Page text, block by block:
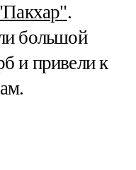
.
большой
и привели к